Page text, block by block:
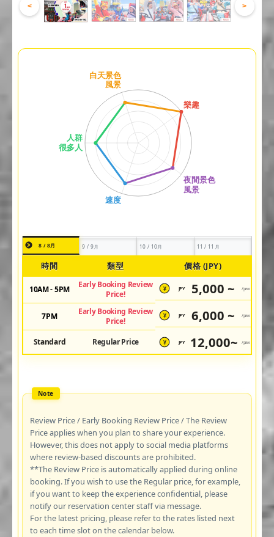
< >
8 / 8月 9 / 9月 10 / 10月 11 / 11月
時間 類型 價格 (JPY)
10AM - 5PM
Early Booking Review
Price!
¥ JPY 5,000 ~ /pax
7PM
Early Booking Review
Price!
¥ JPY 6,000 ~ /pax
Standard Regular Price ¥ JPY 12,000~ /pax
Review Price / Early Booking Review Price / The Review
Price applies when you plan to share your experience.
However, this does not apply to social media platforms
where review-based discounts are prohibited.
**The Review Price is automatically applied during online
booking. If you wish to use the Regular price, for example,
if you want to keep the experience confidential, please
notify our reservation center staff via message.
For the latest pricing, please refer to the rates listed next
to each time slot on the calendar below.